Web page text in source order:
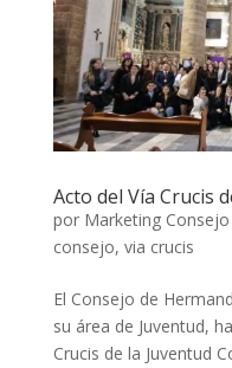
Acto del Vía Crucis
por Marketing
consejo, via crucis
El Consejo de
su área de Juventud,
Crucis de la Juventud